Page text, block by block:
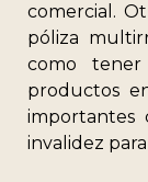
comercial.
póliza
como
productos
importantes
invalidez